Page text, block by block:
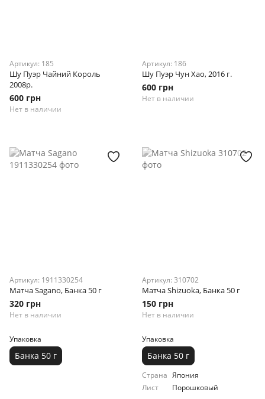
Артикул: 185
Шу Пуэр Чайний Король
2008р.
600 грн
Нет в наличии
Артикул: 186
Шу Пуэр Чун Хао, 2016 г.
600 грн
Нет в наличии
Артикул: 1911330254
Матча Sagano, Банка 50 г
320 грн
Нет в наличии
Упаковка
Банка 50 г
Артикул: 310702
Матча Shizuoka, Банка 50 г
150 грн
Нет в наличии
Упаковка
Банка 50 г
Страна Япония
Лист
Порошковый